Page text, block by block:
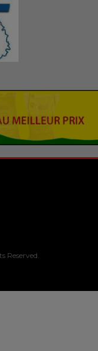
Reserved.